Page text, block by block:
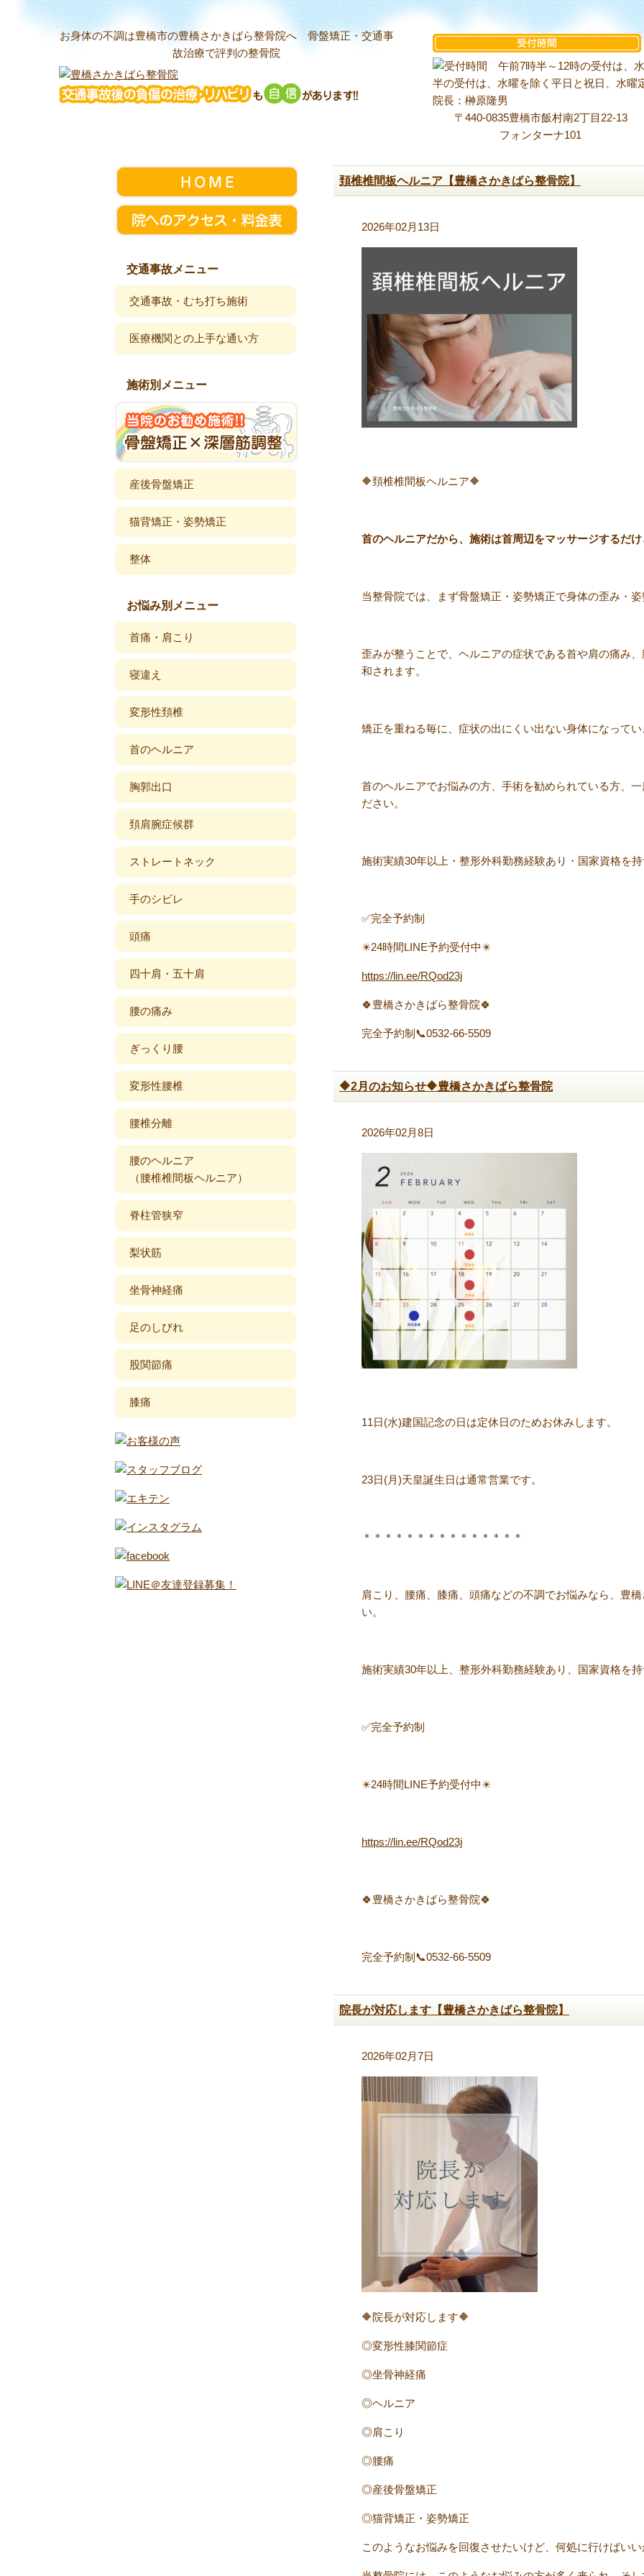
お身体の不調は豊橋市の豊橋さかきばら整骨院へ 骨盤矯正・交通事
故治療で評判の整骨院
院長：榊原隆男
〒440-0835豊橋市飯村南2丁目22-13
フォンターナ101
頚椎椎間板ヘルニア【豊橋さかきばら整骨院】
2026年02月13日
🔶頚椎椎間板ヘルニア🔶
首のヘルニアだから、施術は首周辺をマッサージするだけ
当整骨院では、まず骨盤矯正・姿勢矯正で身体の歪み・姿
歪みが整うことで、ヘルニアの症状である首や肩の痛み
和されます。
矯正を重ねる毎に、症状の出にくい出ない身体になってい
首のヘルニアでお悩みの方、手術を勧められている方、
ださい。
施術実績30年以上・整形外科勤務経験あり・国家資格を持
✅完全予約制
✴️24時間LINE予約受付中✴️
https://lin.ee/RQod23j
🍀豊橋さかきばら整骨院🍀
完全予約制📞0532-66-5509
🔶2月のお知らせ🔶豊橋さかきばら整骨院
2026年02月8日
11日(水)建国記念の日は定休日のためお休みします。
23日(月)天皇誕生日は通常営業です。
＊＊＊＊＊＊＊＊＊＊＊＊＊＊＊
肩こり、腰痛、膝痛、頭痛などの不調でお悩みなら、豊
い。
施術実績30年以上、整形外科勤務経験あり、国家資格を持
✅完全予約制
✴️24時間LINE予約受付中✴️
https://lin.ee/RQod23j
🍀豊橋さかきばら整骨院🍀
完全予約制📞0532-66-5509
院長が対応します【豊橋さかきばら整骨院】
2026年02月7日
🔶院長が対応します🔶
◎変形性膝関節症
◎坐骨神経痛
◎ヘルニア
◎肩こり
◎腰痛
◎産後骨盤矯正
◎猫背矯正・姿勢矯正
このようなお悩みを回復させたいけど、何処に行けばいい
交通事故メニュー
交通事故・むち打ち施術
医療機関との上手な通い方
施術別メニュー
産後骨盤矯正
猫背矯正・姿勢矯正
整体
お悩み別メニュー
首痛・肩こり
寝違え
変形性頚椎
首のヘルニア
胸郭出口
頚肩腕症候群
ストレートネック
手のシビレ
頭痛
四十肩・五十肩
腰の痛み
ぎっくり腰
変形性腰椎
腰椎分離
腰のヘルニア
（腰椎椎間板ヘルニア）
脊柱管狭窄
梨状筋
坐骨神経痛
足のしびれ
股関節痛
膝痛